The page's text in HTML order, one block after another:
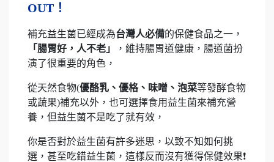
OUT！
補充益生菌已經成為台灣人必備的保健食品之一，
「腸胃好，人不老」
，維持腸胃道健康，腸道菌扮
演了很重要的角色，
從天然食物(優酪乳、優格、味噌、泡菜等發酵食物
或蔬果)補充以外，也可選擇食用益生菌來補充營
養，但益生菌不是吃了就有效，
你是否對於益生菌有許多迷思，以致不知如何挑
選，甚至吃錯益生菌，這樣反而沒有獲得保健效果❗